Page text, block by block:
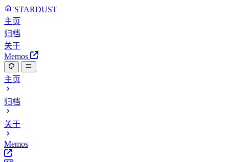
STARDUST
主页
归档
关于
Memos
主页
归档
关于
Memos